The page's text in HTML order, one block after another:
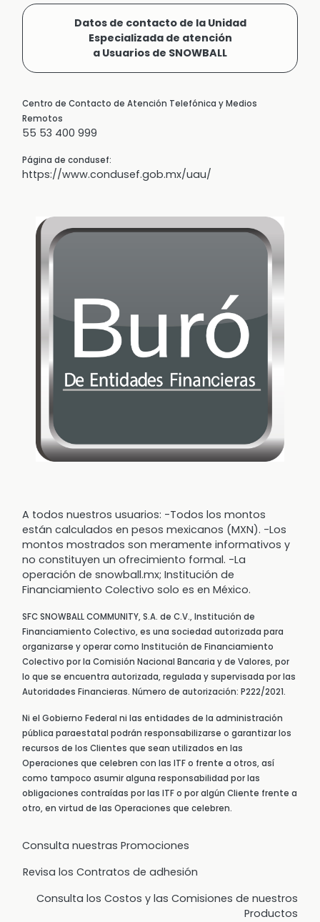
Datos de contacto de la Unidad
Especializada de atención
a Usuarios de SNOWBALL
Centro de Contacto de Atención Telefónica y Medios
Remotos
55 53 400 999
Página de condusef:
https://www.condusef.gob.mx/uau/
A todos nuestros usuarios: -Todos los montos
están calculados en pesos mexicanos (MXN). -Los
montos mostrados son meramente informativos y
no constituyen un ofrecimiento formal. -La
operación de snowball.mx; Institución de
Financiamiento Colectivo solo es en México.
SFC SNOWBALL COMMUNITY, S.A. de C.V., Institución de
Financiamiento Colectivo, es una sociedad autorizada para
organizarse y operar como Institución de Financiamiento
Colectivo por la Comisión Nacional Bancaria y de Valores, por
lo que se encuentra autorizada, regulada y supervisada por las
Autoridades Financieras. Número de autorización: P222/2021.
Ni el Gobierno Federal ni las entidades de la administración
pública paraestatal podrán responsabilizarse o garantizar los
recursos de los Clientes que sean utilizados en las
Operaciones que celebren con las ITF o frente a otros, así
como tampoco asumir alguna responsabilidad por las
obligaciones contraídas por las ITF o por algún Cliente frente a
otro, en virtud de las Operaciones que celebren.
Consulta nuestras Promociones
Revisa los Contratos de adhesión
Consulta los Costos y las Comisiones de nuestros
Productos